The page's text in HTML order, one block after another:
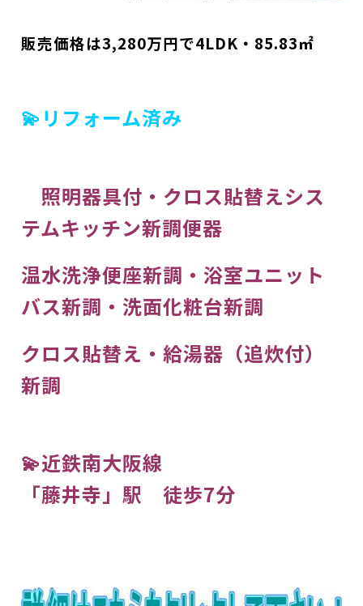
販売価格は3,280万円で4LDK・85.83㎡
💫リフォーム済み
照明器具付・クロス貼替えシス
テムキッチン新調便器
温水洗浄便座新調・浴室ユニット
バス新調・洗面化粧台新調
クロス貼替え・給湯器（追炊付）
新調
💫近鉄南大阪線
「藤井寺」駅 徒歩7分